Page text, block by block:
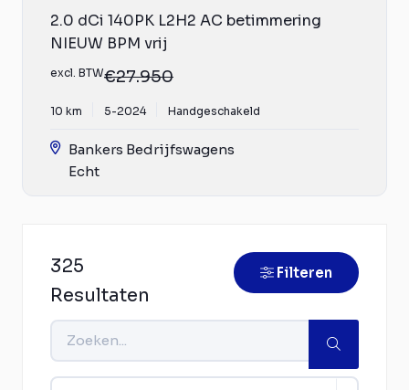
2.0 dCi 140PK L2H2 AC betimmering
NIEUW BPM vrij
excl. BTW€27.950
10 km 5-2024 Handgeschakeld
Bankers Bedrijfswagens
Echt
325
Resultaten
Filteren